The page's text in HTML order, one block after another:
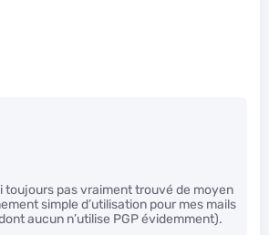
toujours pas vraiment trouvé de moyen
simple d’utilisation pour mes mails
aucun n’utilise PGP évidemment).